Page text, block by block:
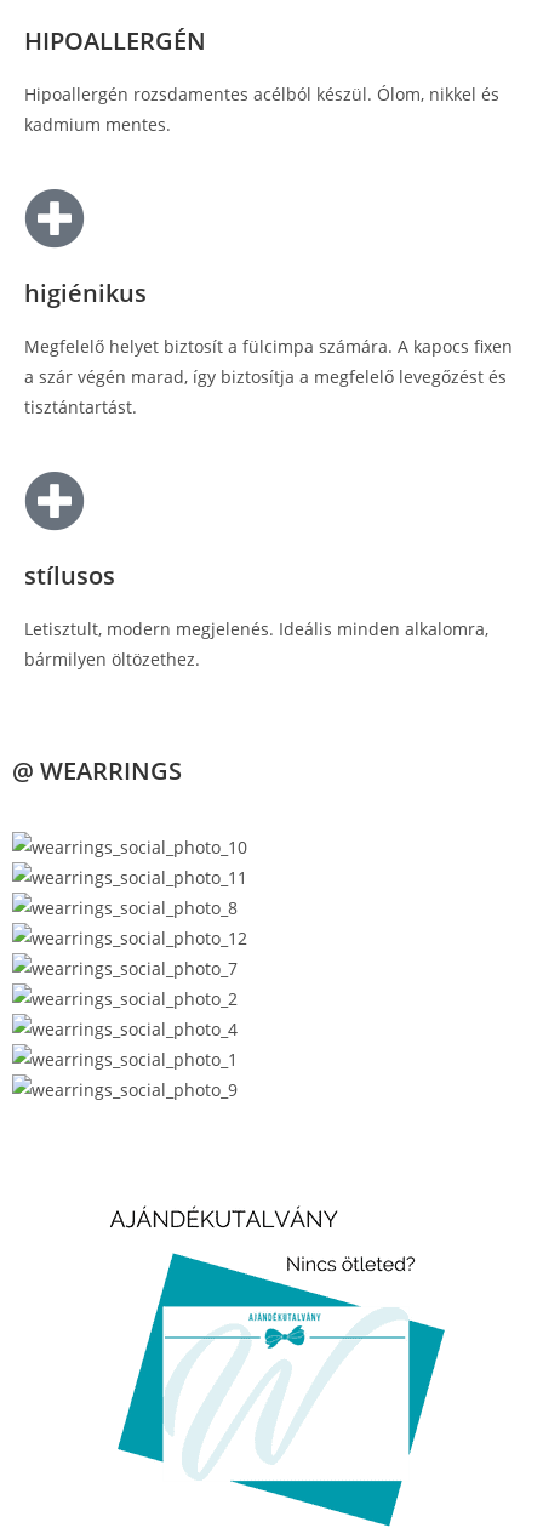
HIPOALLERGÉN
Hipoallergén rozsdamentes acélból készül. Ólom, nikkel és
kadmium mentes.
higiénikus
Megfelelő helyet biztosít a fülcimpa számára. A kapocs fixen
a szár végén marad, így biztosítja a megfelelő levegőzést és
tisztántartást.
stílusos
Letisztult, modern megjelenés. Ideális minden alkalomra,
bármilyen öltözethez.
@ WEARRINGS